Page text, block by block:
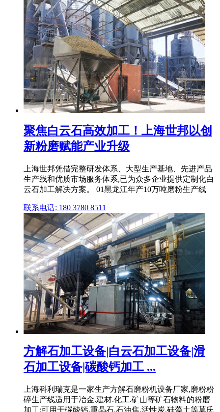
聚焦白云石高效加工！上海世邦以创
新粉磨赋能产业升级
上海世邦凭借完整研发体系、大型生产基地、先进产品
生产线和优质市场服务体系,已为众多企业提供定制化白
云石加工解决方案。 01黑龙江年产10万吨磨粉生产线
联系电话: 180 3780 8511
方解石加工设备|白云石加工设备|滑
石加工设备|碳酸钙加工 ...
上海科利瑞克是一家生产方解石磨粉机设备厂家,磨粉粉
碎生产线适用于冶金.建材.化工.矿山等矿石物料的粉磨
加工;可用于碳酸钙,重晶石,石油焦,活性炭,硅藻土等莫氏